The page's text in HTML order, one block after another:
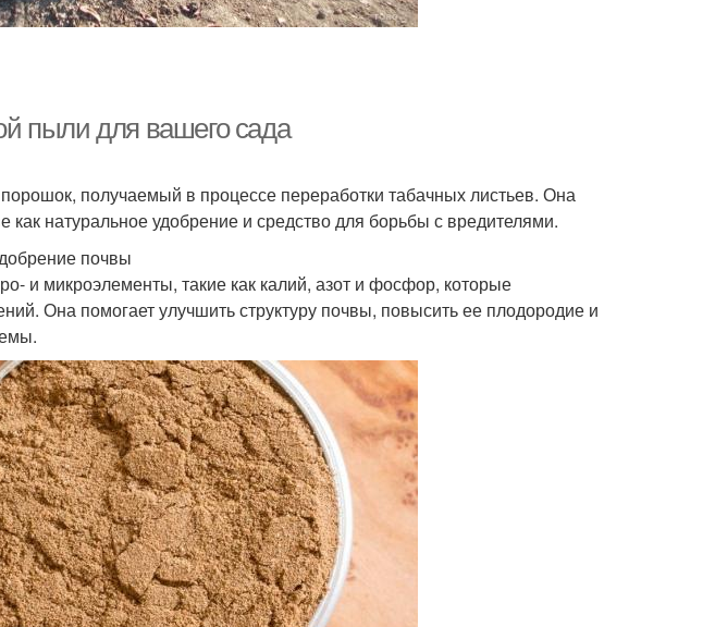
пыли для вашего сада
получаемый в процессе переработки табачных листьев. Она
как натуральное удобрение и средство для борьбы с вредителями.
почвы
и микроэлементы, такие как калий, азот и фосфор, которые
Она помогает улучшить структуру почвы, повысить ее плодородие и